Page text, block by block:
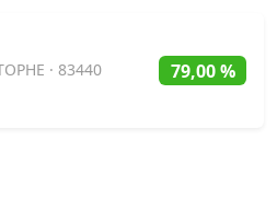
· 83440
79,00 %